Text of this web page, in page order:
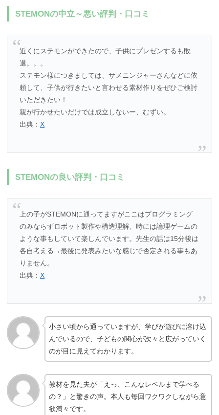
STEMONの中立～悪い評判・口コミ
近くにステモンができたので、子供にプレゼンするも敗
退。。。
ステモン様につきましては、サメニンジャーさんなどに依
頼して、子供が行きたいと言わせる素材作りをぜひご検討
いただきたい！
親が行かせたいだけでは成立しないー、むずい。
出典：X
STEMONの良い評判・口コミ
上の子がSTEMONに通ってますがここはプログラミング
のみならずロボット製作や構造理解、時には論理ゲームの
ような事もしていて楽しんでいます。先生の話は15分後は
各自考える→最後に発表みたいな感じで否定される事もあ
りません。
出典：X
小さい頃から通っていますが、学びが遊びに溶け込
んでいるので、子どもの関心が次々と広がっていく
のが目に見えてわかります。
教材を見た夫が「えっ、こんなレベルまで学べる
の？」と驚きの声。本人も毎回ワクワクしながら意
欲満々です。